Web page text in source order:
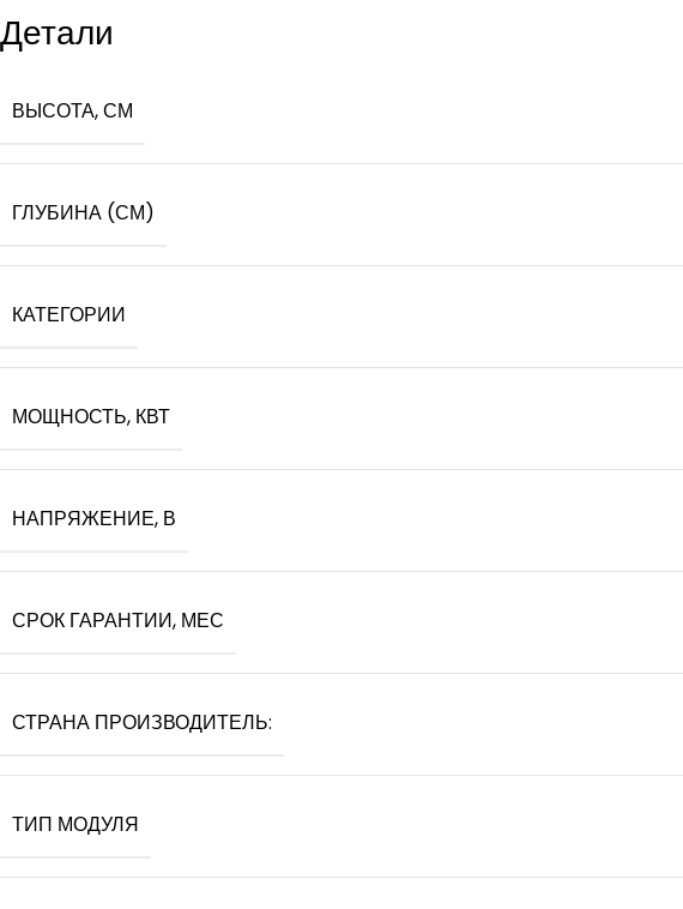
Детали
ВЫСОТА, СМ
ГЛУБИНА (СМ)
КАТЕГОРИИ
МОЩНОСТЬ, КВТ
НАПРЯЖЕНИЕ, В
СРОК ГАРАНТИИ, МЕС
СТРАНА ПРОИЗВОДИТЕЛЬ:
ТИП МОДУЛЯ